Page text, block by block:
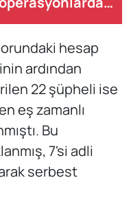
93 kişi
hesap
ardından
22 şüpheli ise
eş zamanlı
Bu
7'si adli
serbest